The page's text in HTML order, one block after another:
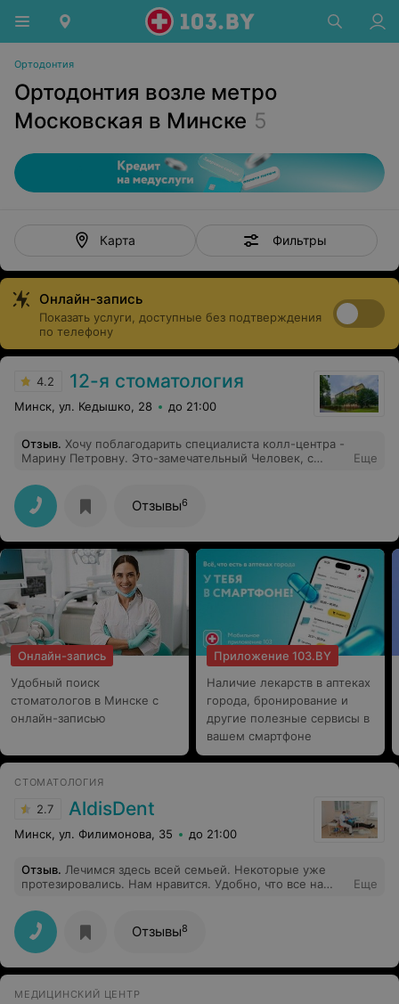
Ортодонтия
Ортодонтия возле метро
Московская в Минске 5
Карта Фильтры
Онлайн-запись
Показать услуги, доступные без подтверждения
по телефону
4.2 12-я стоматология
Минск, ул. Кедышко, 28 до 21:00
Отзыв. Хочу поблагодарить специалиста колл-центра -
Марину Петровну. Это-замечательный Человек, с
пошла на встречу и помогла записаться быстро к
нужным докторам. Очень доброжелательна и
грамотна в общении. Мы Вам очень благодарны,
Марина Петровна. Здоровья Вам и Вашим близким,
процветания и всех благ. Пускай Ваше добро
возвращается Вам всегда. С уважением и
благодарностью.
Еще
Отзывы6
Онлайн-запись
Удобный поиск
стоматологов в Минске с
онлайн-записью
Приложение 103.BY
Наличие лекарств в аптеках
города, бронирование и
другие полезные сервисы в
вашем смартфоне
СТОМАТОЛОГИЯ
2.7 AldisDent
Минск, ул. Филимонова, 35 до 21:00
Отзыв. Лечимся здесь всей семьей. Некоторые уже
протезировались. Нам нравится. Удобно, что все на
которым бы я лично был недоволен. Садилось во рту
почти все с первого раза, и сидит как родное. Такие
ощущения. Спасибо!
Еще
Отзывы8
МЕДИЦИНСКИЙ ЦЕНТР